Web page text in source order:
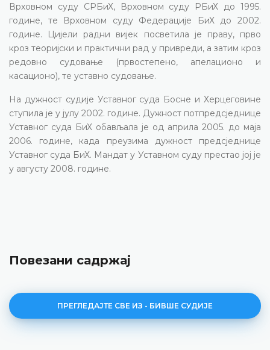
Врховном суду СРБиХ, Врховном суду РБиХ до 1995.
године, те Врховном суду Федерације БиХ до 2002.
године. Цијели радни вијек посветила је праву, прво
кроз теоријски и практични рад у привреди, а затим кроз
редовно судовање (првостепено, апелационо и
касационо), те уставно судовање.
На дужност судије Уставног суда Босне и Херцеговине
ступила је у јулу 2002. године. Дужност потпредсједнице
Уставног суда БиХ обављала је од априла 2005. до маја
2006. године, када преузима дужност предсједнице
Уставног суда БиХ. Мандат у Уставном суду престао јој је
у августу 2008. године.
Повезани садржај
ПРЕГЛЕДАЈТЕ СВЕ ИЗ - БИВШЕ СУДИЈЕ